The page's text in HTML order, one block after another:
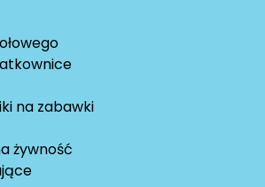
na zabawki
żywność